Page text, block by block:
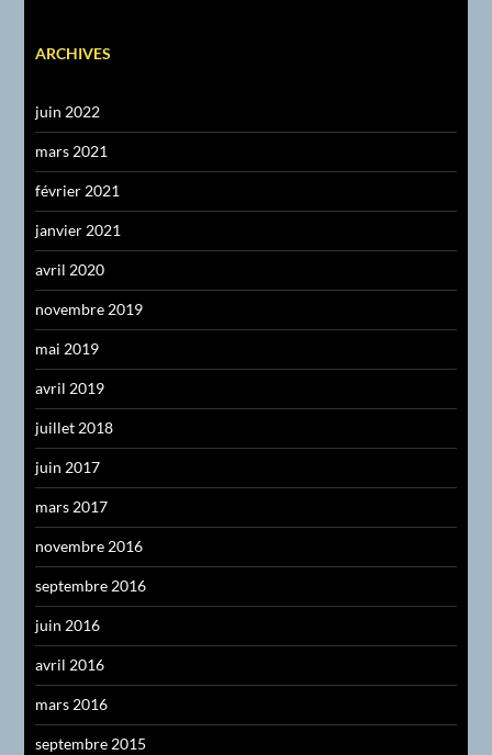
ARCHIVES
juin 2022
mars 2021
février 2021
janvier 2021
avril 2020
novembre 2019
mai 2019
avril 2019
juillet 2018
juin 2017
mars 2017
novembre 2016
septembre 2016
juin 2016
avril 2016
mars 2016
septembre 2015